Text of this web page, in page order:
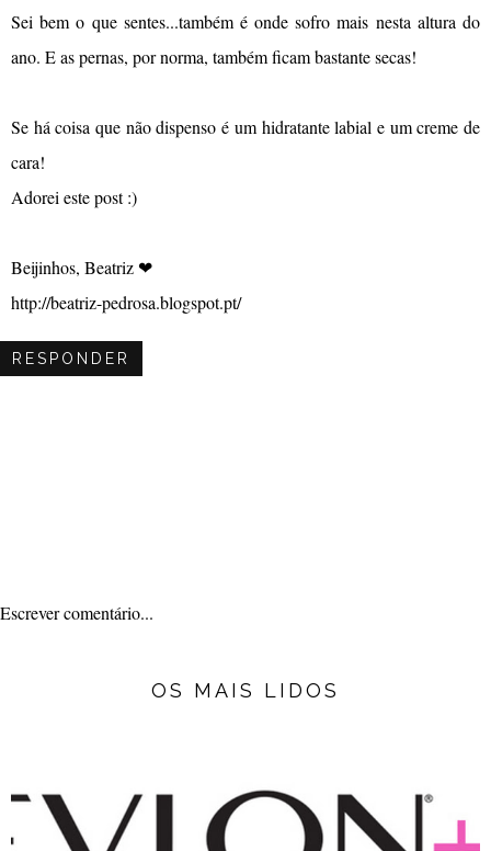
Sei bem o que sentes...também é onde sofro mais nesta altura do
ano. E as pernas, por norma, também ficam bastante secas!
Se há coisa que não dispenso é um hidratante labial e um creme de
cara!
Adorei este post :)
Beijinhos, Beatriz ❤
http://beatriz-pedrosa.blogspot.pt/
RESPONDER
Escrever comentário...
OS MAIS LIDOS